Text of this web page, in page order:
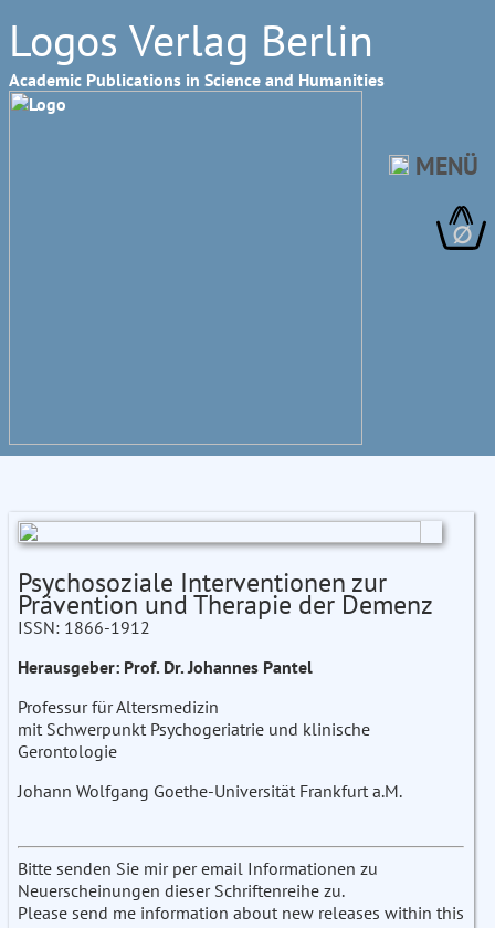
Logos Verlag Berlin
Academic Publications in Science and Humanities
∅
MENÜ
Psychosoziale Interventionen zur
Prävention und Therapie der Demenz
ISSN: 1866-1912
Herausgeber: Prof. Dr. Johannes Pantel
Professur für Altersmedizin
mit Schwerpunkt Psychogeriatrie und klinische
Gerontologie
Johann Wolfgang Goethe-Universität Frankfurt a.M.
Bitte senden Sie mir per email Informationen zu
Neuerscheinungen dieser Schriftenreihe zu.
Please send me information about new releases within this